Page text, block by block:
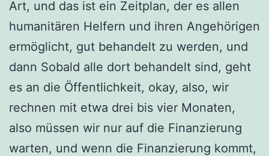
Art, und das ist ein Zeitplan, der es allen
humanitären Helfern und ihren Angehörigen
ermöglicht, gut behandelt zu werden, und
dann Sobald alle dort behandelt sind, geht
es an die Öffentlichkeit, okay, also, wir
rechnen mit etwa drei bis vier Monaten,
also müssen wir nur auf die Finanzierung
warten, und wenn die Finanzierung kommt,